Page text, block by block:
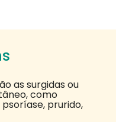
as surgidas ou
como
prurido,